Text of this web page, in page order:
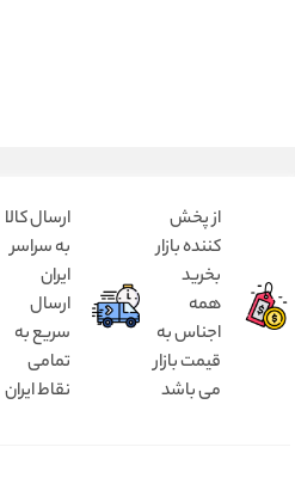
از پخش
کننده بازار
بخرید
همه
اجناس به
قیمت بازار
می باشد
ارسال کالا
به سراسر
ایران
ارسال
سریع به
تمامی
نقاط ایران